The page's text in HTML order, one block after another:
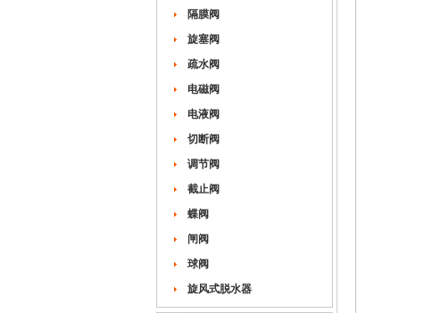
隔膜阀
旋塞阀
疏水阀
电磁阀
电液阀
切断阀
调节阀
截止阀
蝶阀
闸阀
球阀
旋风式脱水器